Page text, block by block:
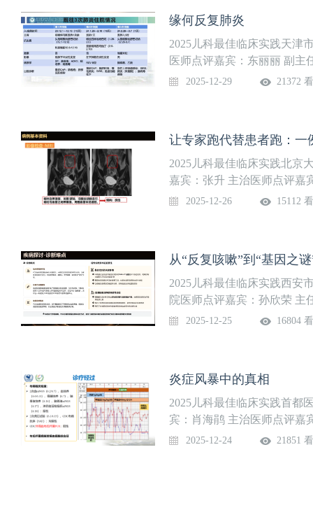
的医疗服务。
缘何反复肺炎
2025儿科最佳临床实践天津
医师点评嘉宾：东丽丽 副主
代，在全国儿科界率先引进
担了各级结核病培训、宣教
准，小儿结核病随访制度延
2025-12-29 21372
让专家跑代替患者跑：一
2025儿科最佳临床实践北京
嘉宾：张升 主治医师点评嘉
儿童医院儿外科作为宁夏国
光腹腔镜等先进设备，常规
区内率先开展单孔腹腔镜胆
形成覆盖普外、新生儿、肿
时搭建京宁远程会诊平台，
2025-12-26 15112
从“反复咳嗽”到“基因之
2025儿科最佳临床实践西安
院医师点评嘉宾：孙欣荣 主
立，是西安市儿科主委单位
与多项全国多中心临床研究
系统疾病均具有较为丰富的
较大的突破。
2025-12-25 16804
炎症风暴中的真相
2025儿科最佳临床实践首都
宾：肖海鹃 主治医师点评嘉
院感染内科依托于国家儿童
2025-12-24 21851